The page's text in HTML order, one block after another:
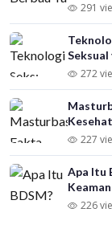
291
Seksual
272
227
Apa Itu
226